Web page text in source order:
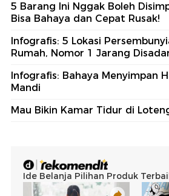
5 Barang Ini Nggak Boleh
Bisa Bahaya dan Cepat Rusak!
Infografis: 5 Lokasi
Rumah, Nomor 1 Jarang
Infografis: Bahaya Menyimpan
Mandi
Mau Bikin Kamar Tidur di